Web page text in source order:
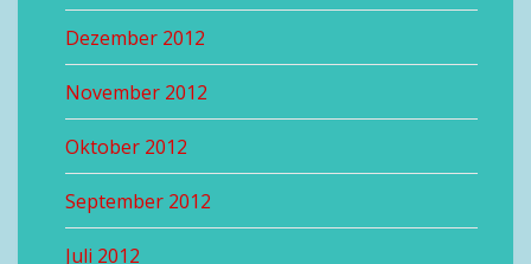
Dezember 2012
November 2012
Oktober 2012
September 2012
Juli 2012